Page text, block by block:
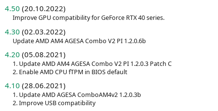
4.50 (20.10.2022)
Improve GPU compatibility for GeForce RTX 40 series.
4.30 (02.03.2022)
Update AMD AM4 AGESA Combo V2 PI 1.2.0.6b
4.20 (05.08.2021)
1. Update AMD AM4 AGESA Combo V2 PI 1.2.0.3 Patch C
2. Enable AMD CPU fTPM in BIOS default
4.10 (28.06.2021)
1. Update AMD AGESA ComboAM4v2 1.2.0.3b
2. Improve USB compatibility